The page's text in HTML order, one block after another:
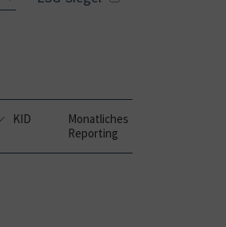
KID
Monatliches
Reporting